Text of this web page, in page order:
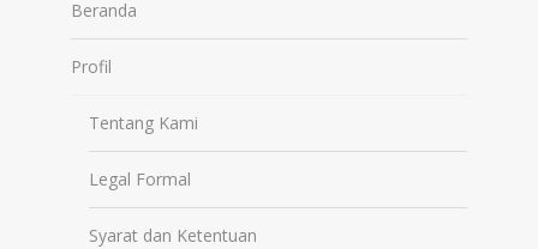
Beranda
Profil
Tentang Kami
Legal Formal
Syarat dan Ketentuan